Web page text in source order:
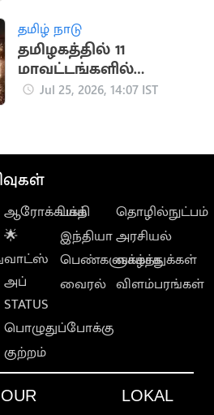
தமிழ் நாடு
தமிழகத்தில் 11
மாவட்டங்களில்
கனமழை எச்சரிக்கை
Jul 25, 2026, 14:07 IST
ஆரோக்கியம்
🌟
வாட்ஸ்
அப்
STATUS
பொழுதுப்போக்கு
குற்றம்
பக்தி
இந்தியா
பெண்களுக்காக
வைரல்
தொழில்நுட்பம்
அரசியல்
வாழ்த்துக்கள்
விளம்பரங்கள்
OUR
LOKAL